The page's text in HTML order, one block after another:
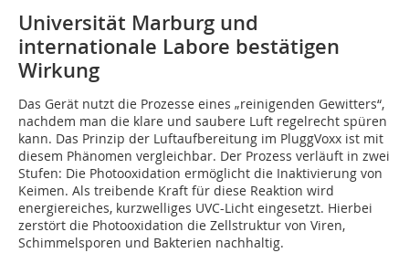
Universität Marburg und
internationale Labore bestätigen
Wirkung
Das Gerät nutzt die Prozesse eines „reinigenden Gewitters“,
nachdem man die klare und saubere Luft regelrecht spüren
kann. Das Prinzip der Luftaufbereitung im PluggVoxx ist mit
diesem Phänomen vergleichbar. Der Prozess verläuft in zwei
Stufen: Die Photooxidation ermöglicht die Inaktivierung von
Keimen. Als treibende Kraft für diese Reaktion wird
energiereiches, kurzwelliges UVC-Licht eingesetzt. Hierbei
zerstört die Photooxidation die Zellstruktur von Viren,
Schimmelsporen und Bakterien nachhaltig.